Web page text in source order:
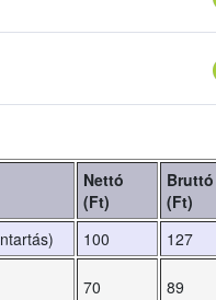
kötelezheti.
eljárás eredményeképpen
Nettó
(Ft)
Bruttó
(Ft)
100
127
70 89